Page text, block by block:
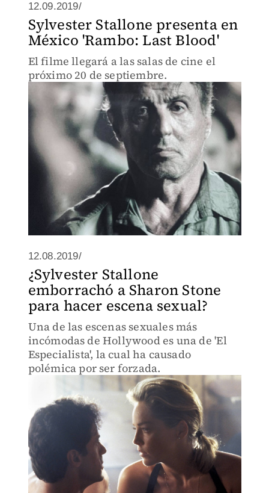
12.09.2019/
Sylvester Stallone presenta en
México 'Rambo: Last Blood'
El filme llegará a las salas de cine el
próximo 20 de septiembre.
12.08.2019/
¿Sylvester Stallone
emborrachó a Sharon Stone
para hacer escena sexual?
Una de las escenas sexuales más
incómodas de Hollywood es una de 'El
Especialista', la cual ha causado
polémica por ser forzada.